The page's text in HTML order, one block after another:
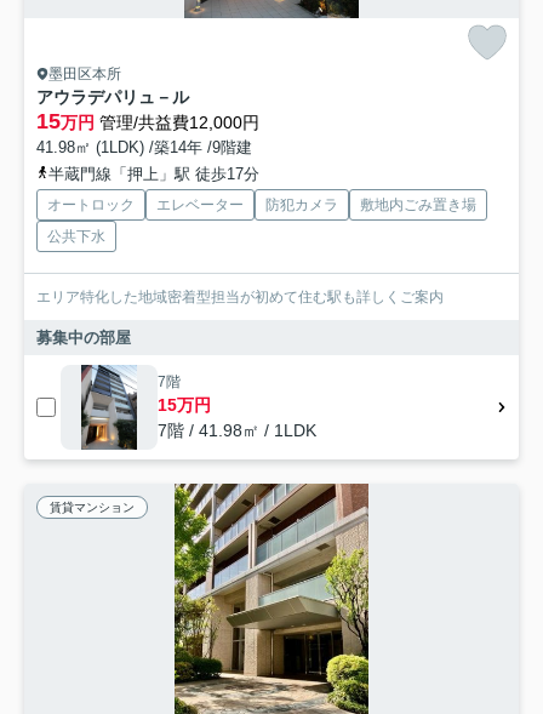
墨田区本所
アウラデパリュ－ル
15万円 管理/共益費12,000円
41.98㎡ (1LDK) /築14年 /9階建
半蔵門線「押上」駅 徒歩17分
オートロック エレベーター 防犯カメラ
敷地内ごみ置き場
公共下水
エリア特化した地域密着型担当が初めて住む駅も詳しくご案内
募集中の部屋
7階
15万円
7階 / 41.98㎡ / 1LDK
賃貸マンション